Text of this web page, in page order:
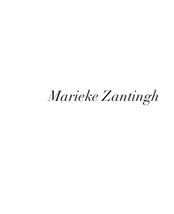
Marieke Zantingh